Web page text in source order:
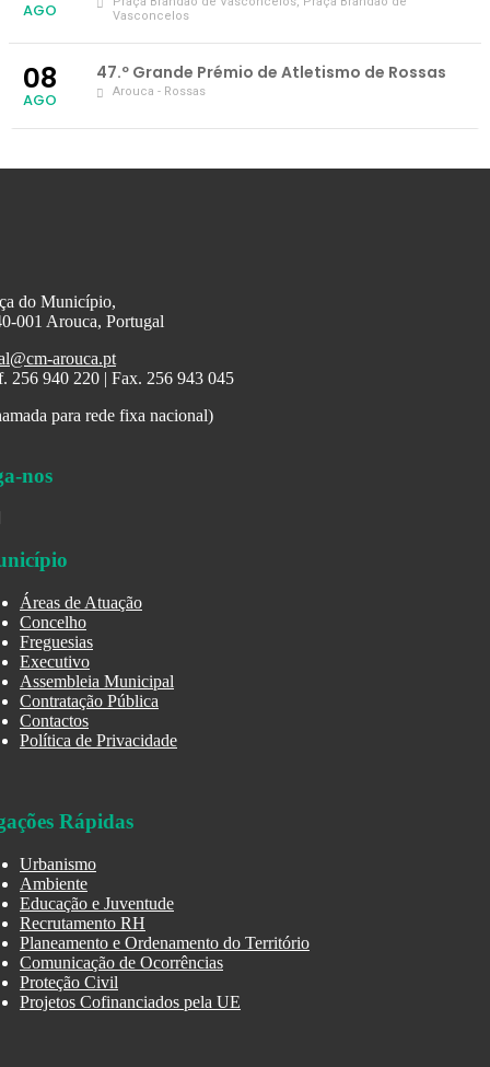
AGO
Vasconcelos
08
AGO
47.º Grande Prémio de Atletismo de Rossas
Arouca - Rossas
do Município,
001 Arouca, Portugal
arouca.pt
256 940 220 | Fax. 256 943 045
para rede fixa nacional)
nos
Áreas de Atuação
Concelho
Freguesias
Executivo
Assembleia Municipal
Contratação Pública
Contactos
Política de Privacidade
Rápidas
Urbanismo
Ambiente
Educação e Juventude
Recrutamento RH
Planeamento e Ordenamento do Território
Comunicação de Ocorrências
Proteção Civil
Projetos Cofinanciados pela UE